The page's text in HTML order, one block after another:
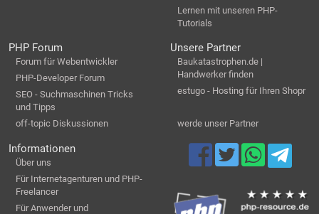
Lernen mit unseren PHP-
Tutorials
PHP Forum
Forum für Webentwickler
PHP-Developer Forum
SEO - Suchmaschinen Tricks
und Tipps
off-topic Diskussionen
Unsere Partner
Baukatastrophen.de |
Handwerker finden
estugo - Hosting für Ihren Shopr
werde unser Partner
Informationen
Über uns
Für Internetagenturen und PHP-
Freelancer
Für Anwender und